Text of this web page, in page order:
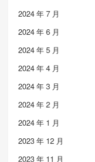
2024 年 7 月
2024 年 6 月
2024 年 5 月
2024 年 4 月
2024 年 3 月
2024 年 2 月
2024 年 1 月
2023 年 12 月
2023 年 11 月